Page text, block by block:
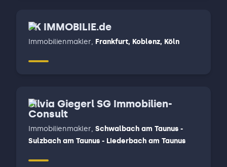
PK IMMOBILIE.de
Immobilienmakler, Frankfurt, Koblenz, Köln
Silvia Giegerl SG Immobilien-
Consult
Immobilienmakler, Schwalbach am Taunus -
Sulzbach am Taunus - Liederbach am Taunus